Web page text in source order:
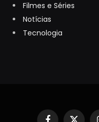
Filmes e Séries
Notícias
Tecnologia